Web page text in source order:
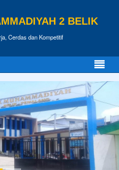
2 BELIK
Cerdas dan Kompetitif